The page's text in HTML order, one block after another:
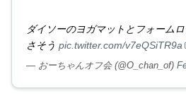
ダイソーのヨガマットとフォーム
さそう pic.twitter.com/v7eQSiTR9a
— おーちゃんオフ会 (@O_chan_of)